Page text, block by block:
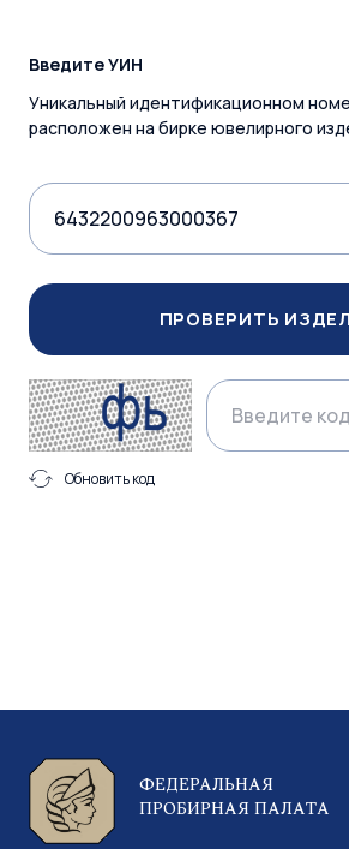
Введите УИН
Уникальный идентификационном
расположен на бирке ювелирного
ПРОВЕРИТЬ
Обновить код
ФЕДЕРАЛЬНАЯ
ПРОБИРНАЯ ПАЛАТА